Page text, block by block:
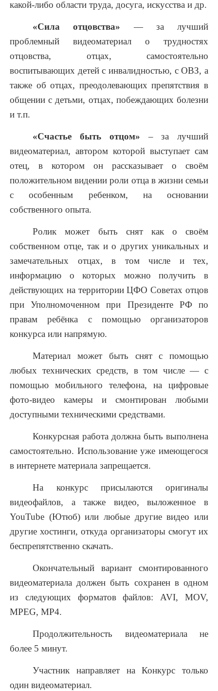
какой-либо области труда, досуга, искусства и др.
«Сила отцовства» — за лучший
проблемный видеоматериал о трудностях
отцовства, отцах, самостоятельно
воспитывающих детей с инвалидностью, с ОВЗ, а
также об отцах, преодолевающих препятствия в
общении с детьми, отцах, побеждающих болезни
и т.п.
«Счастье быть отцом» – за лучший
видеоматериал, автором которой выступает сам
отец, в котором он рассказывает о своём
положительном видении роли отца в жизни семьи
с особенным ребенком, на основании
собственного опыта.
Ролик может быть снят как о своём
собственном отце, так и о других уникальных и
замечательных отцах, в том числе и тех,
информацию о которых можно получить в
действующих на территории ЦФО Советах отцов
при Уполномоченном при Президенте РФ по
правам ребёнка с помощью организаторов
конкурса или напрямую.
Материал может быть снят с помощью
любых технических средств, в том числе — с
помощью мобильного телефона, на цифровые
фото-видео камеры и смонтирован любыми
доступными техническими средствами.
Конкурсная работа должна быть выполнена
самостоятельно. Использование уже имеющегося
в интернете материала запрещается.
На конкурс присылаются оригиналы
видеофайлов, а также видео, выложенное в
YouTube (Ютюб) или любые другие видео или
другие хостинги, откуда организаторы смогут их
беспрепятственно скачать.
Окончательный вариант смонтированного
видеоматериала должен быть сохранен в одном
из следующих форматов файлов: AVI, MOV,
MPEG, МP4.
Продолжительность видеоматериала не
более 5 минут.
Участник направляет на Конкурс только
один видеоматериал.